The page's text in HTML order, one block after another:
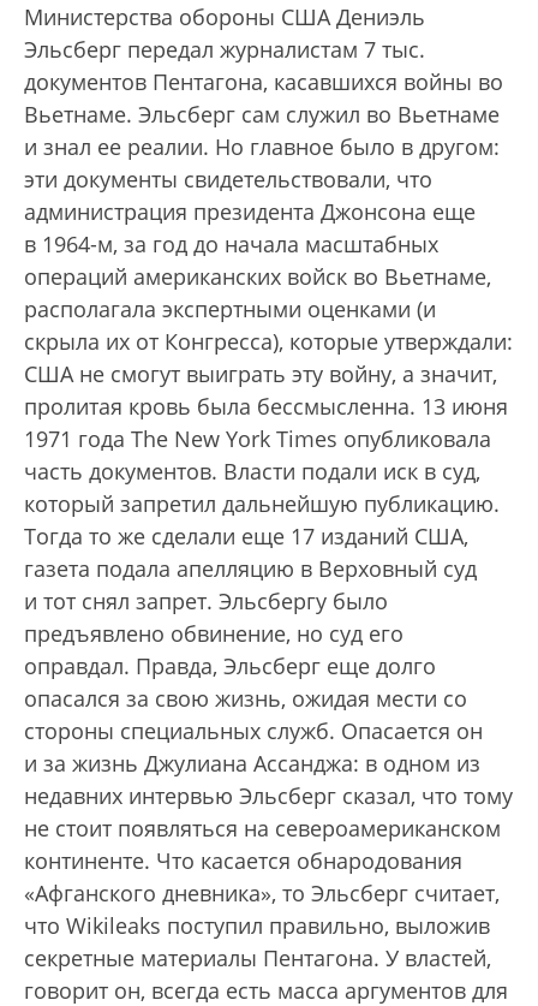
Министерства обороны США Дениэль
Эльсберг передал журналистам 7 тыс.
документов Пентагона, касавшихся войны во
Вьетнаме. Эльсберг сам служил во Вьетнаме
и знал ее реалии. Но главное было в другом:
эти документы свидетельствовали, что
администрация президента Джонсона еще
в 1964-м, за год до начала масштабных
операций американских войск во Вьетнаме,
располагала экспертными оценками (и
скрыла их от Конгресса), которые утверждали:
США не смогут выиграть эту войну, а значит,
пролитая кровь была бессмысленна. 13 июня
1971 года The New York Times опубликовала
часть документов. Власти подали иск в суд,
который запретил дальнейшую публикацию.
Тогда то же сделали еще 17 изданий США,
газета подала апелляцию в Верховный суд
и тот снял запрет. Эльсбергу было
предъявлено обвинение, но суд его
оправдал. Правда, Эльсберг еще долго
опасался за свою жизнь, ожидая мести со
стороны специальных служб. Опасается он
и за жизнь Джулиана Ассанджа: в одном из
недавних интервью Эльсберг сказал, что тому
не стоит появляться на североамериканском
континенте. Что касается обнародования
«Афганского дневника», то Эльсберг считает,
что Wikileaks поступил правильно, выложив
секретные материалы Пентагона. У властей,
говорит он, всегда есть масса аргументов для